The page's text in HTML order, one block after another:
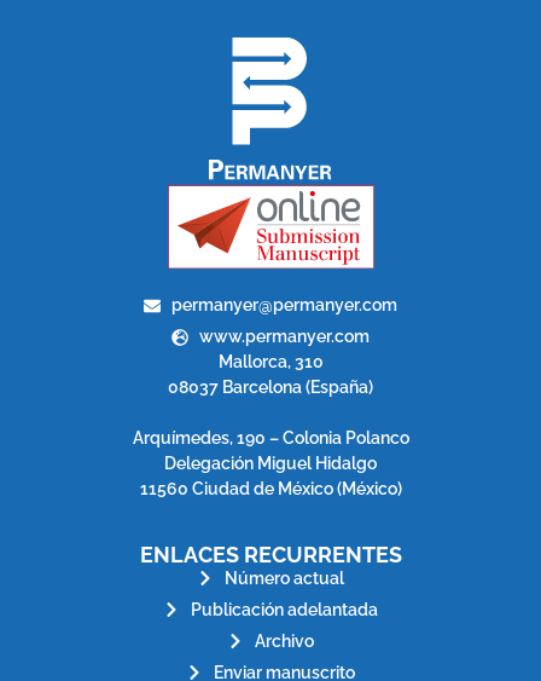
permanyer@permanyer.com
www.permanyer.com
Mallorca, 310
08037 Barcelona (España)
Arquímedes, 190 – Colonia Polanco
Delegación Miguel Hidalgo
11560 Ciudad de México (México)
ENLACES RECURRENTES
Número actual
Publicación adelantada
Archivo
Enviar manuscrito